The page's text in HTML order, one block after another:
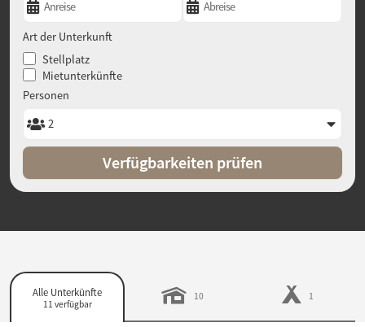
Art der Unterkunft
Stellplatz
Mietunterkünfte
Personen
Verfügbarkeiten prüfen
Alle Unterkünfte
11 verfügbar
10 1